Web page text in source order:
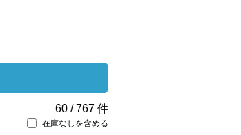
60 /767 件
在庫なしを含める